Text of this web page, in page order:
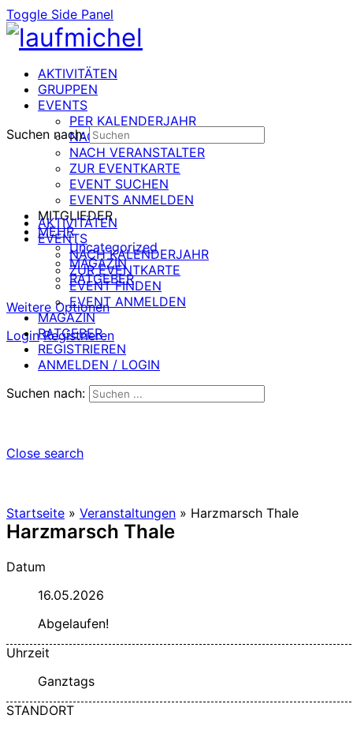
Toggle Side Panel
AKTIVITÄTEN
GRUPPEN
EVENTS
PER KALENDERJAHR
NACH DATUM
NACH VERANSTALTER
ZUR EVENTKARTE
EVENT SUCHEN
EVENTS ANMELDEN
MITGLIEDER
MEHR
Uncategorized
MAGAZIN
RATGEBER
Weitere Optionen
Login Registrieren
Suchen nach:
AKTIVITÄTEN
EVENTS
NACH KALENDERJAHR
ZUR EVENTKARTE
EVENT FINDEN
EVENT ANMELDEN
MAGAZIN
RATGEBER
REGISTRIEREN
ANMELDEN / LOGIN
Suchen nach:
Close search
Startseite » Veranstaltungen » Harzmarsch Thale
Harzmarsch Thale
Datum
16.05.2026
Abgelaufen!
Uhrzeit
Ganztags
STANDORT